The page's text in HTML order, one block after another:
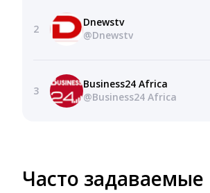
2
Dnewstv
@Dnewstv
3
Business24 Africa
@Business24 Africa
Часто задаваемые